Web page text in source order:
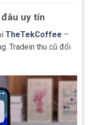
đâu uy tín
TheTekCoffee –
Tradein thu cũ đổi